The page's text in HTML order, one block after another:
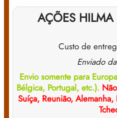
AÇÕES
Custo de
Enviado
Envio somente para
Bélgica, Portugal, etc.).
Suíça, Reunião,